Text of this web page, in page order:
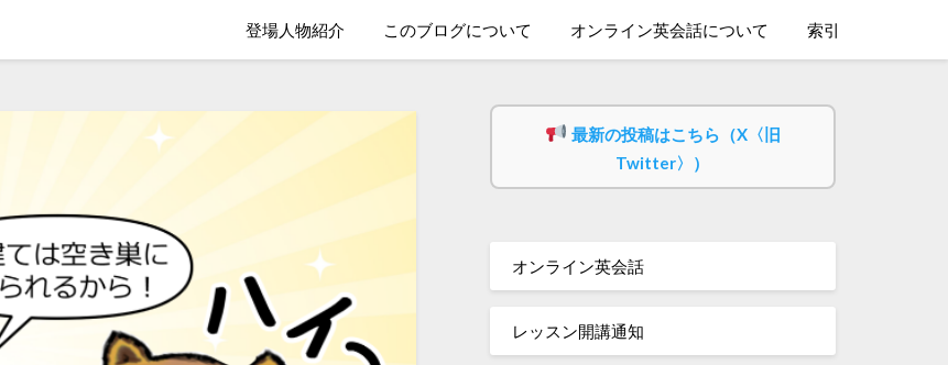
登場人物紹介 このブログについて オンライン英会話について 索引
最新の投稿はこちら（X〈旧
Twitter〉）
オンライン英会話
レッスン開講通知